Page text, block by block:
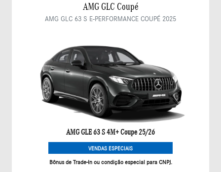
AMG GLC Coupé
AMG GLC 63 S E-PERFORMANCE COUPÉ 2025
AMG GLE 63 S 4M+ Coupe 25/26
VENDAS ESPECIAIS
Bônus de Trade-In ou condição especial para CNPJ.